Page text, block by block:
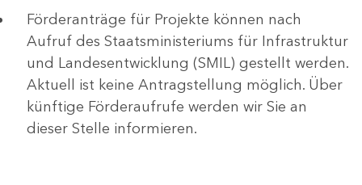
Förderanträge für Projekte können nach
Aufruf des Staatsministeriums für Infrastruktur
und Landesentwicklung (SMIL) gestellt werden.
Aktuell ist keine Antragstellung möglich. Über
künftige Förderaufrufe werden wir Sie an
dieser Stelle informieren.